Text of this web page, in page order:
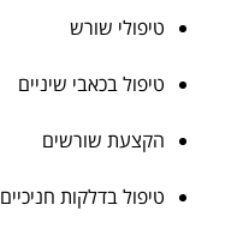
טיפולי שורש
טיפול בכאבי שיניים
הקצעת שורשים
טיפול בדלקות חניכיים